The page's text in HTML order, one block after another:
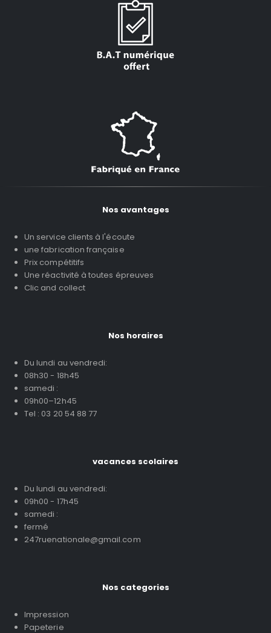
Nos avantages
Un service clients à l'écoute
une fabrication française
Prix compétitifs
Une réactivité à toutes épreuves
Clic and collect
Nos horaires
Du lundi au vendredi:
08h30 - 18h45
samedi :
09h00–12h45
Tel : 03 20 54 88 77
vacances scolaires
Du lundi au vendredi:
09h00 - 17h45
samedi :
fermé
247ruenationale@gmail.com
Nos categories
Impression
Papeterie